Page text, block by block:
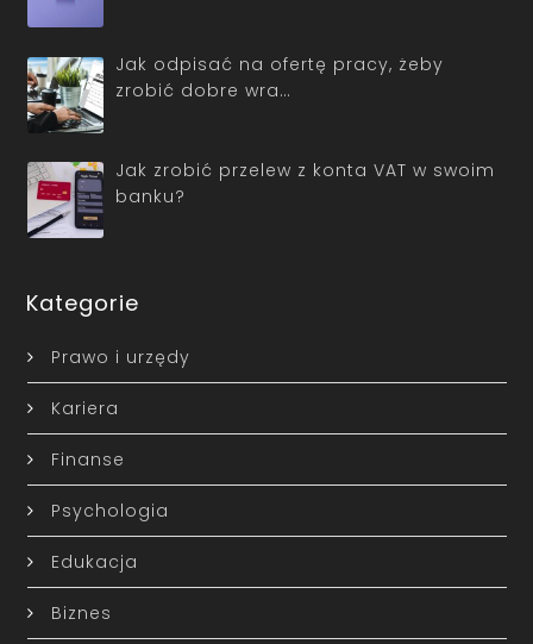
Jak odpisać na ofertę pracy, żeby
zrobić dobre wra…
Jak zrobić przelew z konta VAT w swoim
banku?
Kategorie
Prawo i urzędy
Kariera
Finanse
Psychologia
Edukacja
Biznes